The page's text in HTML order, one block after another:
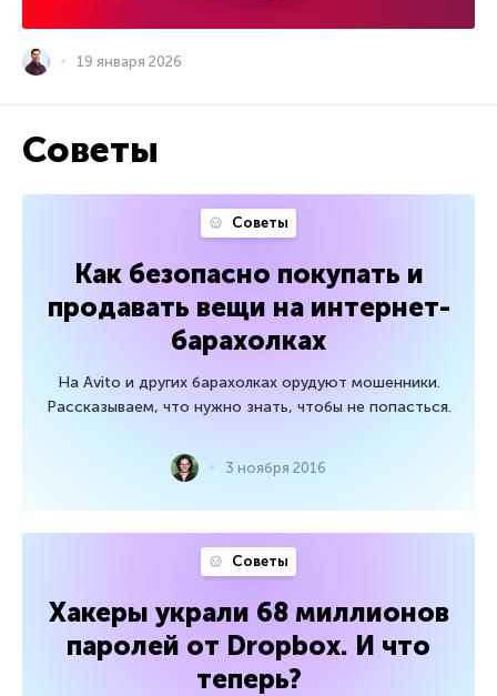
19 января 2026
Советы
Советы
Как безопасно покупать и
продавать вещи на интернет-
барахолках
На Avito и других барахолках орудуют мошенники.
Рассказываем, что нужно знать, чтобы не попасться.
3 ноября 2016
Советы
Хакеры украли 68 миллионов
паролей от Dropbox. И что
теперь?